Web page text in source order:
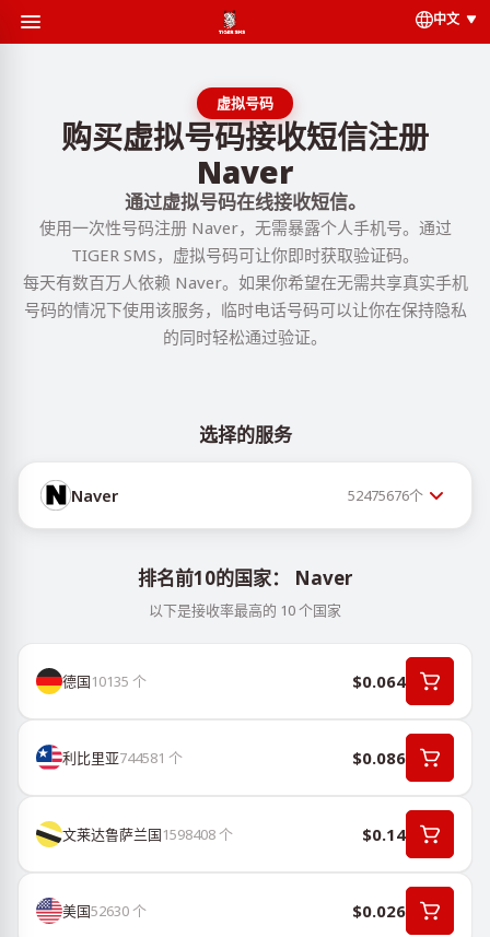
中文
虚拟号码
购买虚拟号码接收短信注册
Naver
通过虚拟号码在线接收短信。
使用一次性号码注册 Naver，无需暴露个人手机号。通过
TIGER SMS，虚拟号码可让你即时获取验证码。
每天有数百万人依赖 Naver。如果你希望在无需共享真实手机
号码的情况下使用该服务，临时电话号码可以让你在保持隐私
的同时轻松通过验证。
选择的服务
Naver 52475676个
排名前10的国家： Naver
以下是接收率最高的 10 个国家
德国10135 个 $0.064
利比里亚744581 个 $0.086
文莱达鲁萨兰国1598408个 $0.14
美国52630个 $0.026